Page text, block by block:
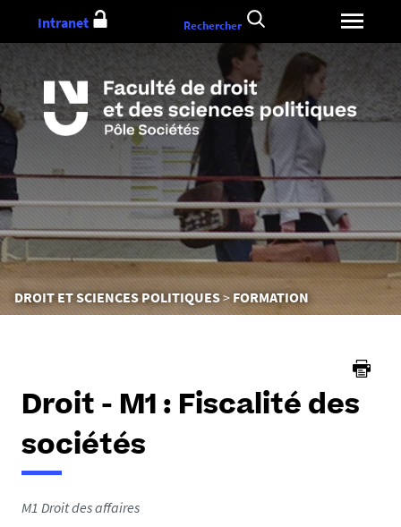
au
contenu
Vous
êtes
DROIT ET SCIENCES POLITIQUES FORMATION
Intranet Rechercher
Droit - M1 : Fiscalité des
sociétés
M1 Droit des affaires